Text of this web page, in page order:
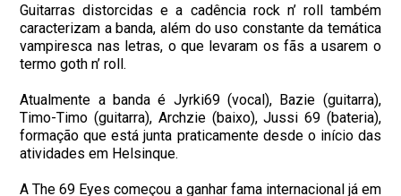
Guitarras distorcidas e a cadência rock n’ roll também
caracterizam a banda, além do uso constante da temática
vampiresca nas letras, o que levaram os fãs a usarem o
termo goth n’ roll.
Atualmente a banda é Jyrki69 (vocal), Bazie (guitarra),
Timo-Timo (guitarra), Archzie (baixo), Jussi 69 (bateria),
formação que está junta praticamente desde o início das
atividades em Helsinque.
A The 69 Eyes começou a ganhar fama internacional já em